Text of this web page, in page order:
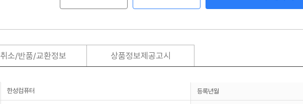
취소/반품/교환정보 상품정보제공고시
한성컴퓨터 등록년월